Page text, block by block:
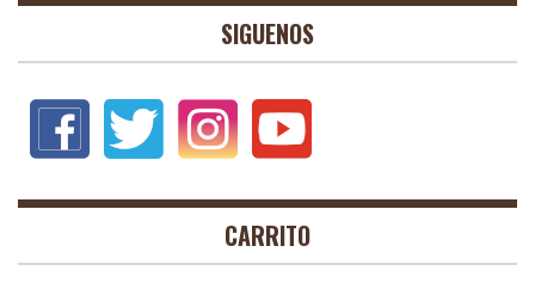
SIGUENOS
CARRITO